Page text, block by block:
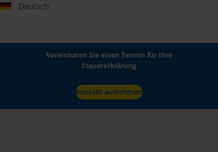
Deutsch
Vereinbaren Sie einen Termin für Ihre
Steuererklärung
Kontakt aufnehmen